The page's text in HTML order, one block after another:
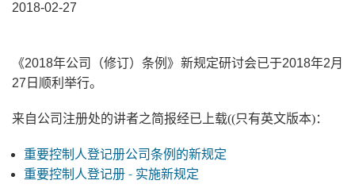
2018-02-27
《2018年公司（修订）条例》新规定研讨会已于2018年2月
27 日顺利举行。
来自公司注册处的讲者之简报经已上载((只有英文版本)：
重要控制人登记册公司条例的新规定
重要控制人登记册 - 实施新规定